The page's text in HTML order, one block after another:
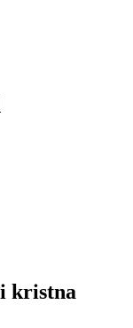
kristna